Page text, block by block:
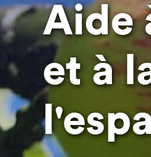
Aide
et à